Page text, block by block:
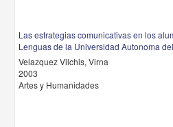
Las estrategias comunicativas en los
Lenguas de la Universidad Autonoma
Velazquez Vilchis, Virna
2003
Artes y Humanidades